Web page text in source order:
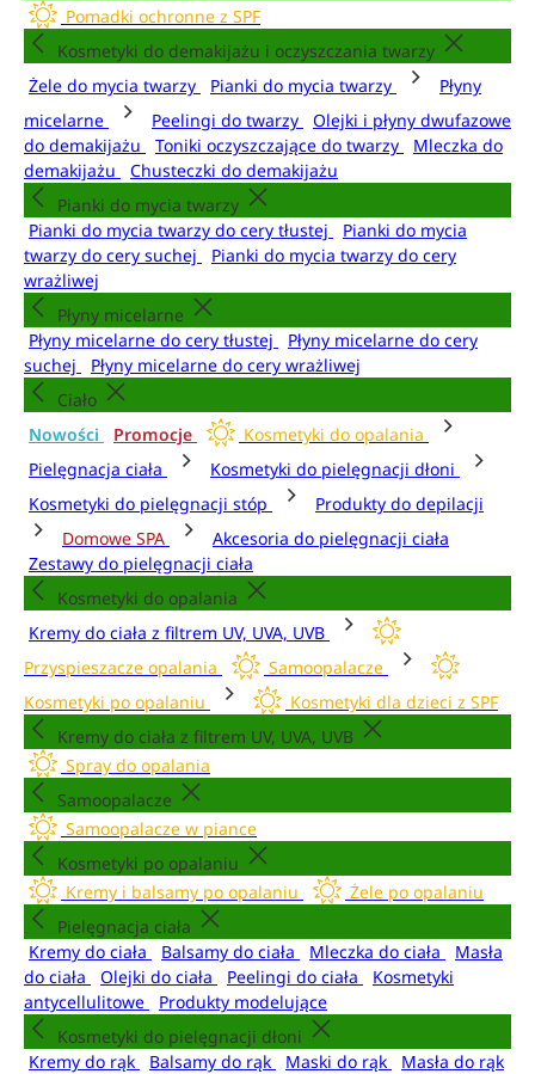
Pomadki ochronne z SPF
Kosmetyki do demakijażu i oczyszczania twarzy
Żele do mycia twarzy
Pianki do mycia twarzy
Płyny
micelarne
Peelingi do twarzy
Olejki i płyny dwufazowe
do demakijażu
Toniki oczyszczające do twarzy
Mleczka do
demakijażu
Chusteczki do demakijażu
Pianki do mycia twarzy
Pianki do mycia twarzy do cery tłustej
Pianki do mycia
twarzy do cery suchej
Pianki do mycia twarzy do cery
wrażliwej
Płyny micelarne
Płyny micelarne do cery tłustej
Płyny micelarne do cery
suchej
Płyny micelarne do cery wrażliwej
Ciało
Nowości
Promocje
Kosmetyki do opalania
Pielęgnacja ciała
Kosmetyki do pielęgnacji dłoni
Kosmetyki do pielęgnacji stóp
Produkty do depilacji
Domowe SPA
Akcesoria do pielęgnacji ciała
Zestawy do pielęgnacji ciała
Kosmetyki do opalania
Kremy do ciała z filtrem UV, UVA, UVB
Przyspieszacze opalania
Samoopalacze
Kosmetyki po opalaniu
Kosmetyki dla dzieci z SPF
Kremy do ciała z filtrem UV, UVA, UVB
Spray do opalania
Samoopalacze
Samoopalacze w piance
Kosmetyki po opalaniu
Kremy i balsamy po opalaniu
Żele po opalaniu
Pielęgnacja ciała
Kremy do ciała
Balsamy do ciała Mleczka do ciała
Masła
do ciała
Olejki do ciała Peelingi do ciała
Kosmetyki
antycellulitowe
Produkty modelujące
Kosmetyki do pielęgnacji dłoni
Kremy do rąk
Balsamy do rąk Maski do rąk
Masła do rąk